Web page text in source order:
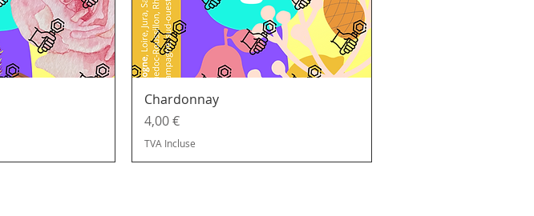
Chardonnay
Prix
4,00 €
TVA Incluse